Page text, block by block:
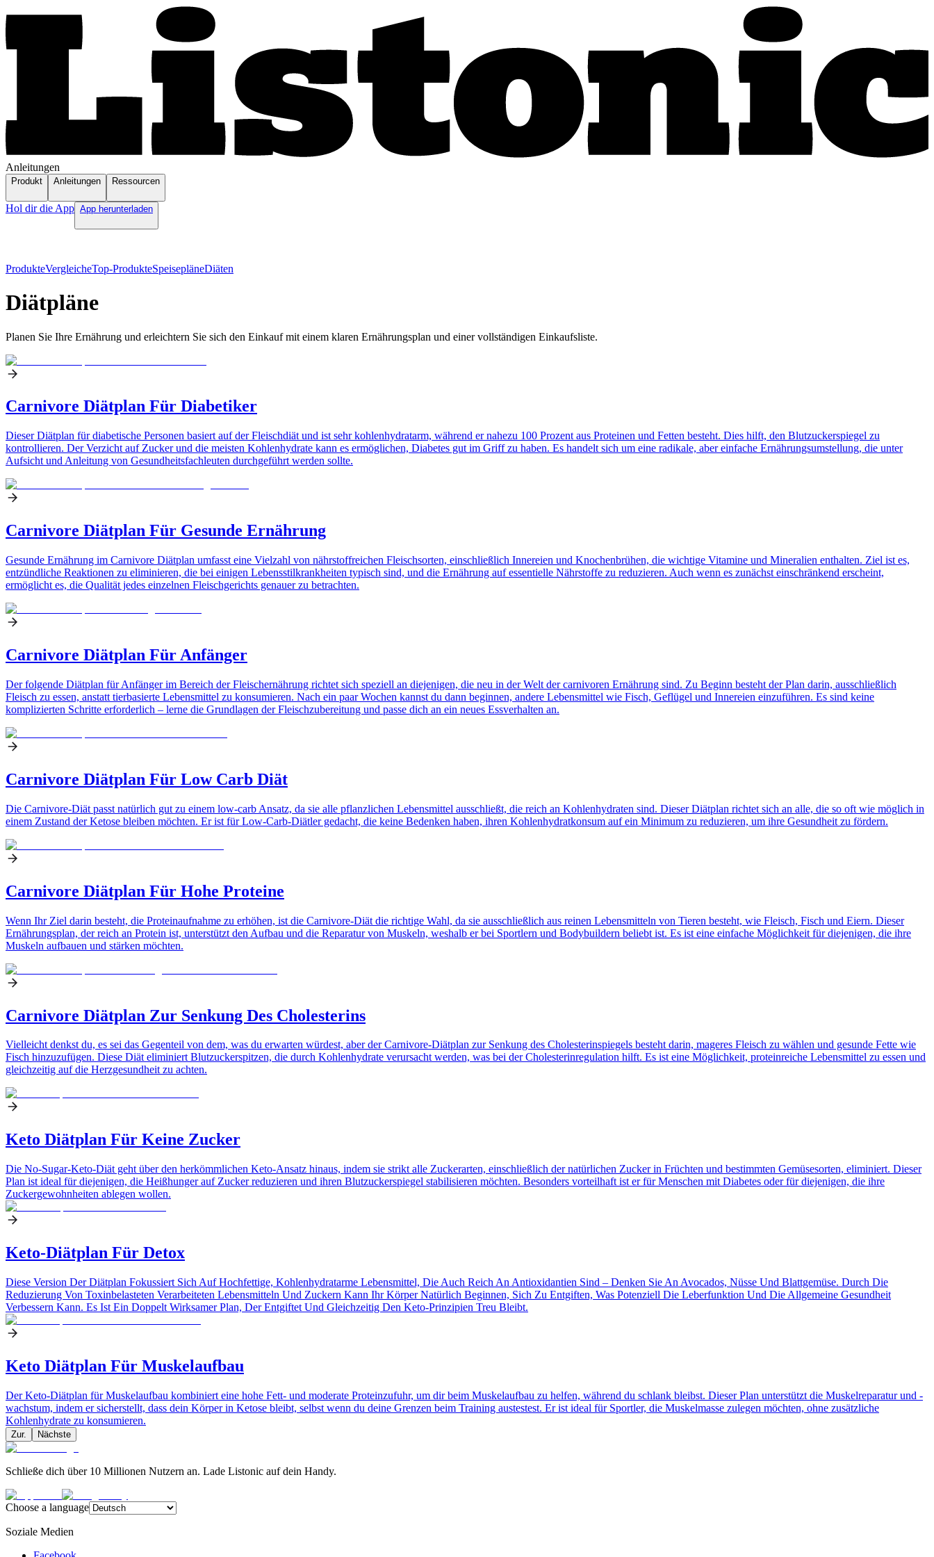
Anleitungen
Produkt Anleitungen Ressourcen
Hol dir die App App herunterladen
ProdukteVergleicheTop-ProdukteSpeisepläneDiäten
Diätpläne
Planen Sie Ihre Ernährung und erleichtern Sie sich den Einkauf mit einem klaren Ernährungsplan und einer vollständigen Einkaufsliste.
Carnivore Diätplan Für Diabetiker
Dieser Diätplan für diabetische Personen basiert auf der Fleischdiät und ist sehr kohlenhydratarm, während er nahezu 100 Prozent aus Proteinen und Fetten besteht. Dies hilft, den Blutzuckerspiegel zu
kontrollieren. Der Verzicht auf Zucker und die meisten Kohlenhydrate kann es ermöglichen, Diabetes gut im Griff zu haben. Es handelt sich um eine radikale, aber einfache Ernährungsumstellung, die unter
Aufsicht und Anleitung von Gesundheitsfachleuten durchgeführt werden sollte.
Carnivore Diätplan Für Gesunde Ernährung
Gesunde Ernährung im Carnivore Diätplan umfasst eine Vielzahl von nährstoffreichen Fleischsorten, einschließlich Innereien und Knochenbrühen, die wichtige Vitamine und Mineralien enthalten. Ziel ist es,
entzündliche Reaktionen zu eliminieren, die bei einigen Lebensstilkrankheiten typisch sind, und die Ernährung auf essentielle Nährstoffe zu reduzieren. Auch wenn es zunächst einschränkend erscheint,
ermöglicht es, die Qualität jedes einzelnen Fleischgerichts genauer zu betrachten.
Carnivore Diätplan Für Anfänger
Der folgende Diätplan für Anfänger im Bereich der Fleischernährung richtet sich speziell an diejenigen, die neu in der Welt der carnivoren Ernährung sind. Zu Beginn besteht der Plan darin, ausschließlich
Fleisch zu essen, anstatt tierbasierte Lebensmittel zu konsumieren. Nach ein paar Wochen kannst du dann beginnen, andere Lebensmittel wie Fisch, Geflügel und Innereien einzuführen. Es sind keine
komplizierten Schritte erforderlich – lerne die Grundlagen der Fleischzubereitung und passe dich an ein neues Essverhalten an.
Carnivore Diätplan Für Low Carb Diät
Die Carnivore-Diät passt natürlich gut zu einem low-carb Ansatz, da sie alle pflanzlichen Lebensmittel ausschließt, die reich an Kohlenhydraten sind. Dieser Diätplan richtet sich an alle, die so oft wie möglich in
einem Zustand der Ketose bleiben möchten. Er ist für Low-Carb-Diätler gedacht, die keine Bedenken haben, ihren Kohlenhydratkonsum auf ein Minimum zu reduzieren, um ihre Gesundheit zu fördern.
Carnivore Diätplan Für Hohe Proteine
Wenn Ihr Ziel darin besteht, die Proteinaufnahme zu erhöhen, ist die Carnivore-Diät die richtige Wahl, da sie ausschließlich aus reinen Lebensmitteln von Tieren besteht, wie Fleisch, Fisch und Eiern. Dieser
Ernährungsplan, der reich an Protein ist, unterstützt den Aufbau und die Reparatur von Muskeln, weshalb er bei Sportlern und Bodybuildern beliebt ist. Es ist eine einfache Möglichkeit für diejenigen, die ihre
Muskeln aufbauen und stärken möchten.
Carnivore Diätplan Zur Senkung Des Cholesterins
Vielleicht denkst du, es sei das Gegenteil von dem, was du erwarten würdest, aber der Carnivore-Diätplan zur Senkung des Cholesterinspiegels besteht darin, mageres Fleisch zu wählen und gesunde Fette wie
Fisch hinzuzufügen. Diese Diät eliminiert Blutzuckerspitzen, die durch Kohlenhydrate verursacht werden, was bei der Cholesterinregulation hilft. Es ist eine Möglichkeit, proteinreiche Lebensmittel zu essen und
gleichzeitig auf die Herzgesundheit zu achten.
Keto Diätplan Für Keine Zucker
Die No-Sugar-Keto-Diät geht über den herkömmlichen Keto-Ansatz hinaus, indem sie strikt alle Zuckerarten, einschließlich der natürlichen Zucker in Früchten und bestimmten Gemüsesorten, eliminiert. Dieser
Plan ist ideal für diejenigen, die Heißhunger auf Zucker reduzieren und ihren Blutzuckerspiegel stabilisieren möchten. Besonders vorteilhaft ist er für Menschen mit Diabetes oder für diejenigen, die ihre
Zuckergewohnheiten ablegen wollen.
Keto-Diätplan Für Detox
Diese Version Der Diätplan Fokussiert Sich Auf Hochfettige, Kohlenhydratarme Lebensmittel, Die Auch Reich An Antioxidantien Sind – Denken Sie An Avocados, Nüsse Und Blattgemüse. Durch Die
Reduzierung Von Toxinbelasteten Verarbeiteten Lebensmitteln Und Zuckern Kann Ihr Körper Natürlich Beginnen, Sich Zu Entgiften, Was Potenziell Die Leberfunktion Und Die Allgemeine Gesundheit
Verbessern Kann. Es Ist Ein Doppelt Wirksamer Plan, Der Entgiftet Und Gleichzeitig Den Keto-Prinzipien Treu Bleibt.
Keto Diätplan Für Muskelaufbau
Der Keto-Diätplan für Muskelaufbau kombiniert eine hohe Fett- und moderate Proteinzufuhr, um dir beim Muskelaufbau zu helfen, während du schlank bleibst. Dieser Plan unterstützt die Muskelreparatur und -
wachstum, indem er sicherstellt, dass dein Körper in Ketose bleibt, selbst wenn du deine Grenzen beim Training austestest. Er ist ideal für Sportler, die Muskelmasse zulegen möchten, ohne zusätzliche
Kohlenhydrate zu konsumieren.
Zur. Nächste
Schließe dich über 10 Millionen Nutzern an. Lade Listonic auf dein Handy.
Choose a language
Soziale Medien